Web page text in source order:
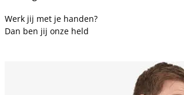
Werk jij met je handen?
Dan ben jij onze held